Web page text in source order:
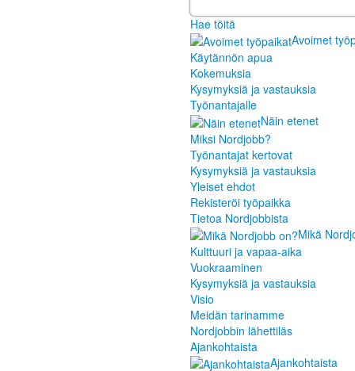
Hae töitä
Avoimet
Käytännön apua
Kokemuksia
Kysymyksiä ja vastauksia
Työnantajalle
Näin etenet
Miksi Nordjobb?
Työnantajat kertovat
Kysymyksiä ja vastauksia
Yleiset ehdot
Rekisteröi työpaikka
Tietoa Nordjobbista
Mikä
Kulttuuri ja vapaa-aika
Vuokraaminen
Kysymyksiä ja vastauksia
Visio
Meidän tarinamme
Nordjobbin lähettiläs
Ajankohtaista
Ajankohtaista